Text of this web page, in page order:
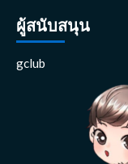
ผู้สนับสนุน
gclub